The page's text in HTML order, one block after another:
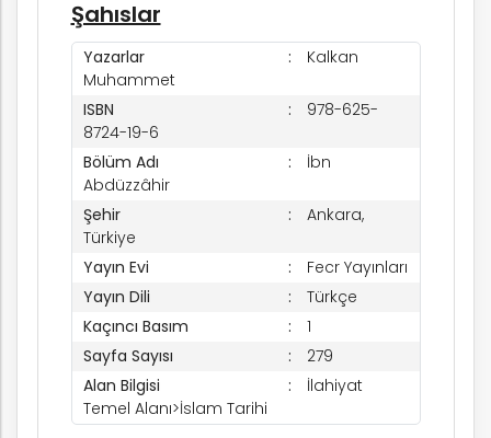
Şahıslar
Yazarlar
Kalkan
Muhammet
ISBN
978-625-
8724-19-6
Bölüm Adı
İbn
Abdüzzâhir
Şehir
Ankara,
Türkiye
Yayın Evi
Fecr Yayınları
Yayın Dili
Türkçe
Kaçıncı Basım
1
Sayfa Sayısı
279
Alan Bilgisi
İlahiyat
Temel Alanı>İslam Tarihi